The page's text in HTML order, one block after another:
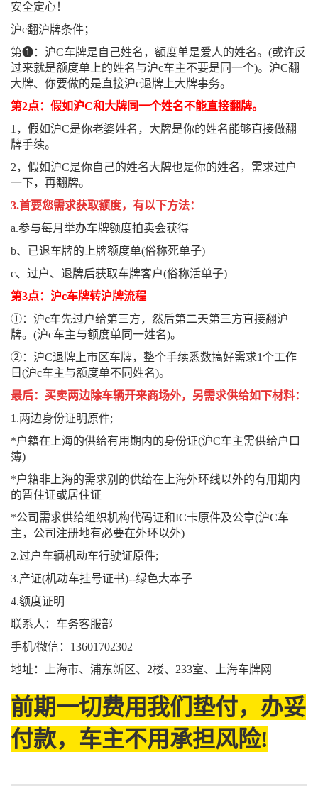
安全定心！
沪c翻沪牌条件；
第❶：沪C车牌是自己姓名，额度单是爱人的姓名。(或许反
过来就是额度单上的姓名与沪c车主不要是同一个)。沪C翻
大牌、你要做的是直接沪c退牌上大牌事务。
第2点：假如沪C和大牌同一个姓名不能直接翻牌。
1，假如沪C是你老婆姓名，大牌是你的姓名能够直接做翻
牌手续。
2，假如沪C是你自己的姓名大牌也是你的姓名，需求过户
一下，再翻牌。
3.首要您需求获取额度，有以下方法：
a.参与每月举办车牌额度拍卖会获得
b、已退车牌的上牌额度单(俗称死单子)
c、过户、退牌后获取车牌客户(俗称活单子)
第3点：沪c车牌转沪牌流程
①：沪c车先过户给第三方，然后第二天第三方直接翻沪
牌。(沪c车主与额度单同一姓名)。
②：沪C退牌上市区车牌，整个手续悉数搞好需求1个工作
日(沪c车主与额度单不同姓名)。
最后：买卖两边除车辆开来商场外，另需求供给如下材料：
1.两边身份证明原件;
*户籍在上海的供给有用期内的身份证(沪C车主需供给户口
簿)
*户籍非上海的需求别的供给在上海外环线以外的有用期内
的暂住证或居住证
*公司需求供给组织机构代码证和IC卡原件及公章(沪C车
主，公司注册地有必要在外环以外)
2.过户车辆机动车行驶证原件;
3.产证(机动车挂号证书)--绿色大本子
4.额度证明
联系人：车务客服部
手机/微信：13601702302
地址：上海市、浦东新区、2楼、233室、上海车牌网
前期一切费用我们垫付，办妥
付款，车主不用承担风险!